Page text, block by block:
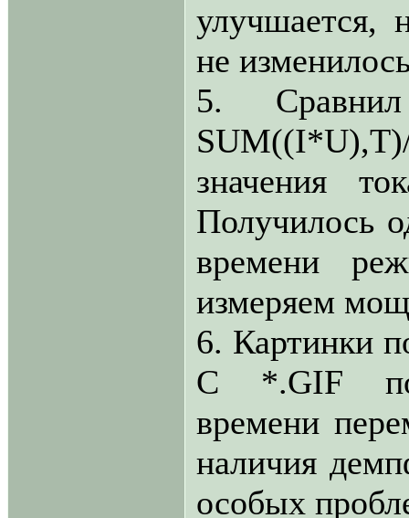
не
5.
значения
Получилось
времени
измеряем
6. Картинки
С *.GIF
времени
наличия
особых